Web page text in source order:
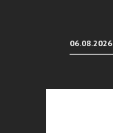
06.08.2026